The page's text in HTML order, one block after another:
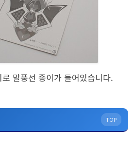
말풍선 종이가 들어있습니다.
TOP